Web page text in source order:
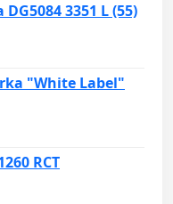
3351 L (55)
"White Label"
RCT